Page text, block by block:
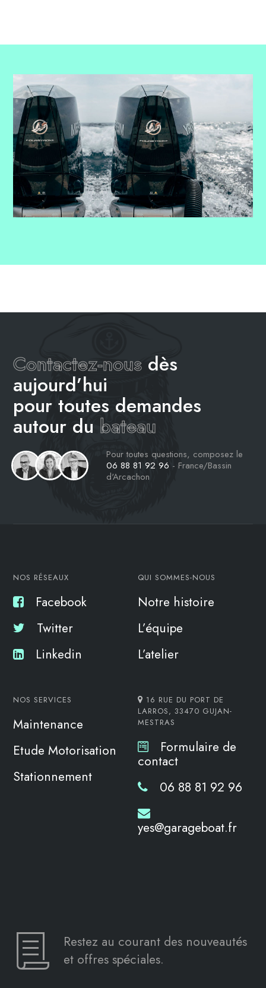
Contactez-nous dès
aujourd’hui
pour toutes demandes
autour du bateau
Pour toutes questions, composez le
06 88 81 92 96 - France/Bassin
d'Arcachon
NOS RÉSEAUX
Facebook
Twitter
Linkedin
QUI SOMMES-NOUS
Notre histoire
L’équipe
L’atelier
NOS SERVICES
Maintenance
Etude Motorisation
Stationnement
16 RUE DU PORT DE
LARROS, 33470 GUJAN-
MESTRAS
Formulaire de
contact
06 88 81 92 96
yes@garageboat.fr
Restez au courant des nouveautés
et offres spéciales.